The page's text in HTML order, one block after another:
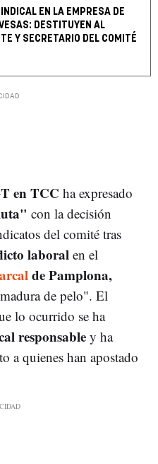
EN LA EMPRESA DE
DESTITUYEN AL
Y SECRETARIO DEL COMITÉ
en TCC ha expresado
con la decisión
del comité tras
laboral en el
de Pamplona,
de pelo". El
lo ocurrido se ha
responsable y ha
a quienes han apostado